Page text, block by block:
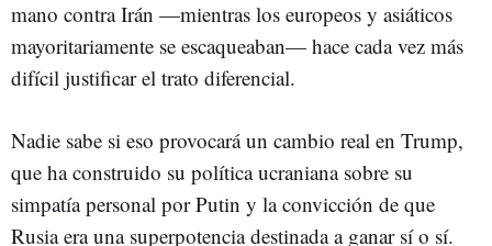
mano contra Irán —mientras los europeos y asiáticos
mayoritariamente se escaqueaban— hace cada vez más
difícil justificar el trato diferencial.
Nadie sabe si eso provocará un cambio real en Trump,
que ha construido su política ucraniana sobre su
simpatía personal por Putin y la convicción de que
Rusia era una superpotencia destinada a ganar sí o sí.